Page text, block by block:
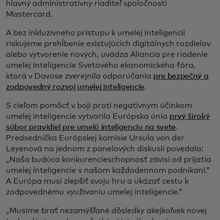
hlavný administratívny riaditeľ spoločnosti
Mastercard.
A bez inkluzívneho prístupu k umelej inteligencii
riskujeme prehĺbenie existujúcich digitálnych rozdielov
alebo vytvorenie nových, uvádza Aliancia pre riadenie
umelej inteligencie Svetového ekonomického fóra,
ktorá v Davose zverejnila odporúčania pre bezpečný a
zodpovedný rozvoj umelej inteligencie.
S cieľom pomôcť v boji proti negatívnym účinkom
umelej inteligencie vytvorila Európska únia prvý široký
súbor pravidiel pre umelú inteligenciu na svete.
Predsedníčka Európskej komisie Ursula von der
Leyenová na jednom z panelových diskusií povedala:
„Naša budúca konkurencieschopnosť závisí od prijatia
umelej inteligencie v našom každodennom podnikaní.“
A Európa musí zlepšiť svoju hru a ukázať cestu k
zodpovednému využívaniu umelej inteligencie.“
„Musíme brať nezamýšľané dôsledky akejkoľvek novej